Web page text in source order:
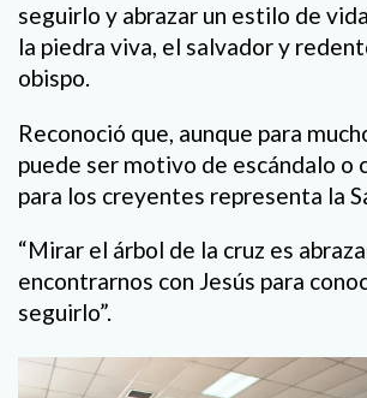
seguirlo y abrazar un estilo de
la piedra viva, el salvador y
obispo.
Reconoció que, aunque para
puede ser motivo de escándalo o
para los creyentes representa la
“Mirar el árbol de la cruz es
encontrarnos con Jesús para
seguirlo”.